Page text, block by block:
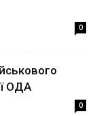
0
ОДА
0